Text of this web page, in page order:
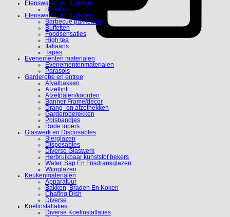
Etenswaren en Bufetten
Buffetten
Etenswaren en Buffetten
Barbecue pakketten
Buffetten
Foodsensaties
High tea
Italiaans
Tapas
Evenementen materialen
Evenementenmaterialen
Parasols
Garderobe en entree
Afvalbakken
Afzetlint
Afzetpalen/koorden
Banner Frame/decor
Drang- en afzethekken
Garderoberekken
Polsbandjes
Rode lopers
Glaswerk en Disposables
Bierglazen
Disposables
Diverse Glaswerk
Herbruikbaar kunststof bekers
Water, Sap En Frisdrankglazen
Wijnglazen
Keukenmaterialen
Apparatuur
Bakken, Braden En Koken
Chafing Dish
Diverse
Koelinstallaties
Diverse Koelinstallaties